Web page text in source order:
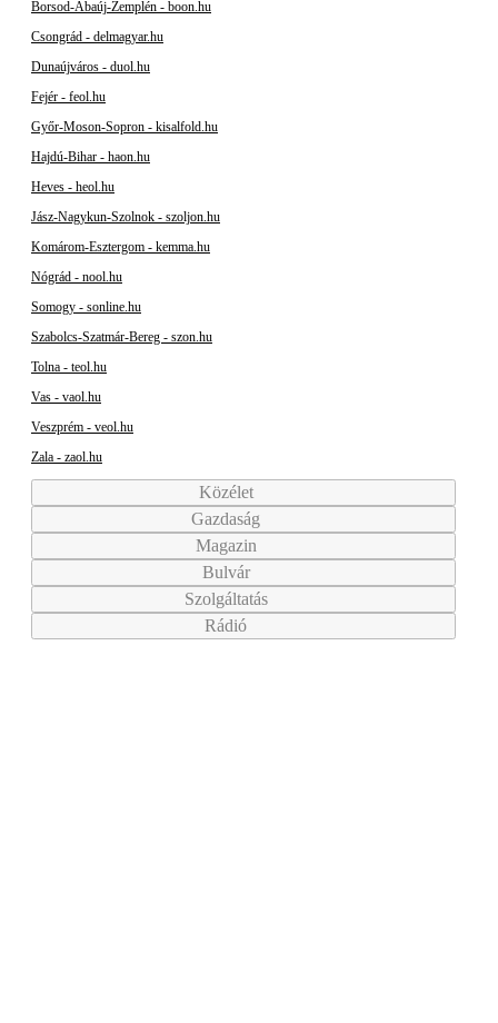
Borsod-Abaúj-Zemplén - boon.hu
Csongrád - delmagyar.hu
Dunaújváros - duol.hu
Fejér - feol.hu
Győr-Moson-Sopron - kisalfold.hu
Hajdú-Bihar - haon.hu
Heves - heol.hu
Jász-Nagykun-Szolnok - szoljon.hu
Komárom-Esztergom - kemma.hu
Nógrád - nool.hu
Somogy - sonline.hu
Szabolcs-Szatmár-Bereg - szon.hu
Tolna - teol.hu
Vas - vaol.hu
Veszprém - veol.hu
Zala - zaol.hu
Közélet
Gazdaság
Magazin
Bulvár
Szolgáltatás
Rádió